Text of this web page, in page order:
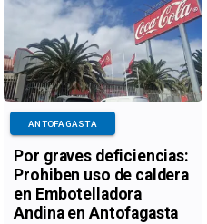
Por graves deficiencias:
Prohiben uso de caldera
en Embotelladora
Andina en Antofagasta
ANTOFAGASTA